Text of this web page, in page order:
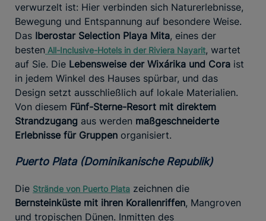
verwurzelt ist: Hier verbinden sich Naturerlebnisse,
Bewegung und Entspannung auf besondere Weise.
Das Iberostar Selection Playa Mita, eines der
besten All-Inclusive-Hotels in der Riviera Nayarit, wartet
auf Sie. Die Lebensweise der Wixárika und Cora ist
in jedem Winkel des Hauses spürbar, und das
Design setzt ausschließlich auf lokale Materialien.
Von diesem Fünf-Sterne-Resort mit direktem
Strandzugang aus werden maßgeschneiderte
Erlebnisse für Gruppen organisiert.
Puerto Plata (Dominikanische Republik)
Die Strände von Puerto Plata zeichnen die
Bernsteinküste mit ihren Korallenriffen, Mangroven
und tropischen Dünen. Inmitten des